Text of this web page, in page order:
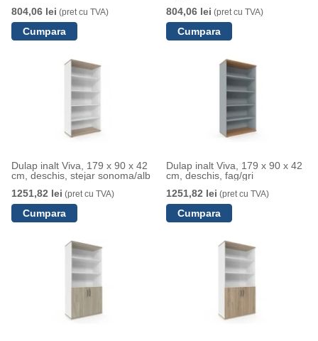
804,06 lei (pret cu TVA)
804,06 lei (pret cu TVA)
Dulap inalt Viva, 179 x 90 x 42
cm, deschis, stejar sonoma/alb
1251,82 lei (pret cu TVA)
Dulap inalt Viva, 179 x 90 x 42
cm, deschis, fag/gri
1251,82 lei (pret cu TVA)